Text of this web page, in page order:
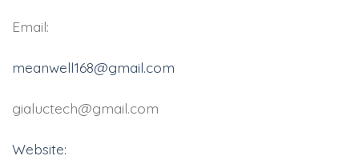
Email:
meanwell168@gmail.com
gialuctech@gmail.com
Website: